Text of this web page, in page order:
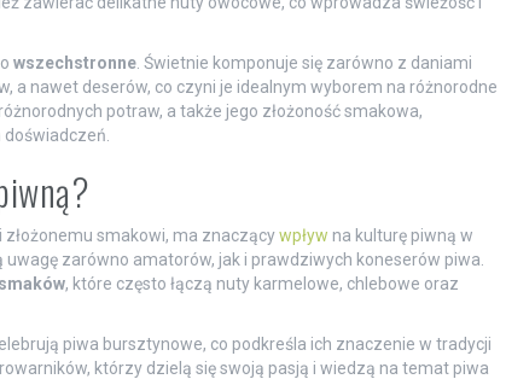
wszechstronne. Świetnie komponuje się zarówno z daniami
a nawet deserów, co czyni je idealnym wyborem na różnorodne
potraw, a także jego złożoność smakowa,
smakowi, ma znaczącywpływ na kulturę piwną w
zarówno amatorów, jak i prawdziwych koneserów piwa.
, które często łączą nuty karmelowe, chlebowe oraz
piwa bursztynowe, co podkreśla ich znaczenie w tradycji
którzy dzielą się swoją pasją i wiedzą na temat piwa